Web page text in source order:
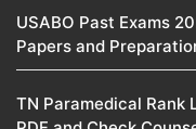
USABO Past Exams
Papers and
TN Paramedical Rank